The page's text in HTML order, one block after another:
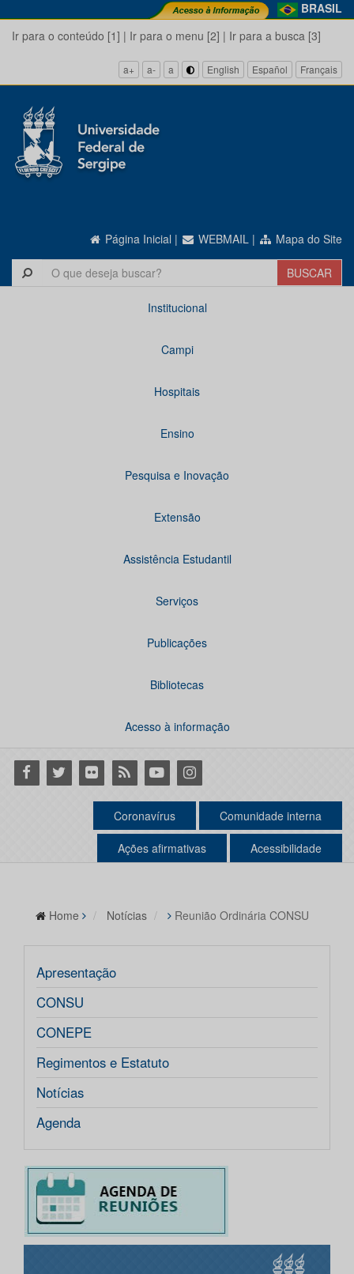
BRASIL
Ir para o conteúdo [1] | Ir para o menu [2] | Ir para a busca [3]
a+ a- a English Español Français
Página Inicial | WEBMAIL | Mapa do Site
Institucional
Campi
Hospitais
Ensino
Pesquisa e Inovação
Extensão
Assistência Estudantil
Serviços
Publicações
Bibliotecas
Acesso à informação
Facebook
Twitter Flickr RSS YoutubeInstagram
Coronavírus Comunidade interna
Ações afirmativas Acessibilidade
Home Notícias Reunião Ordinária CONSU
Apresentação
CONSU
CONEPE
Regimentos e Estatuto
Notícias
Agenda